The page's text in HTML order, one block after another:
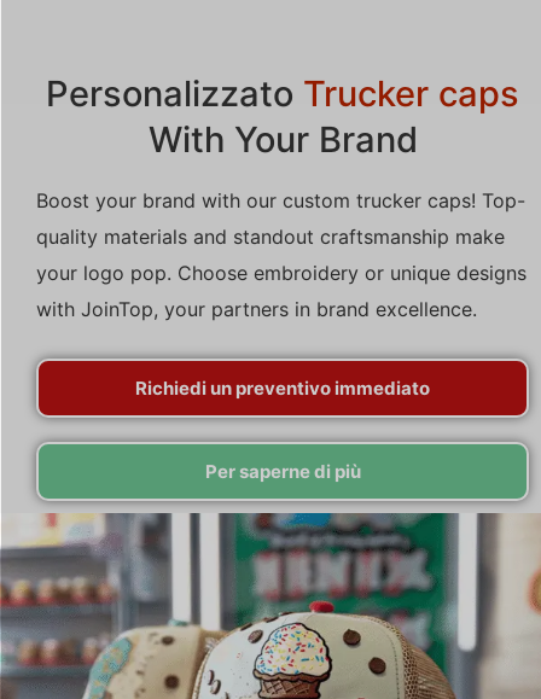
Personalizzato Trucker caps
With Your Brand
Boost your brand with our custom trucker caps! Top-
quality materials and standout craftsmanship make
your logo pop. Choose embroidery or unique designs
with JoinTop, your partners in brand excellence.
Richiedi un preventivo immediato
Per saperne di più